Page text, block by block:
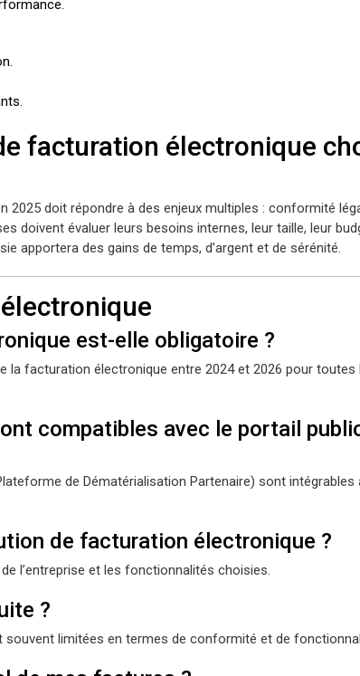
facturation électronique
2025 doit répondre à des enjeux multiples : conformité
doivent évaluer leurs besoins internes, leur taille, leur
apportera des gains de temps, d’argent et de sérénité.
est-elle obligatoire ?
la facturation électronique entre 2024 et 2026 pour toutes
compatibles avec le portail
de Dématérialisation Partenaire) sont intégrables
de facturation électronique ?
l’entreprise et les fonctionnalités choisies.
?
limitées en termes de conformité et de